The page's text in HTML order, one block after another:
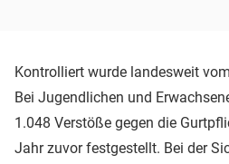
Kontrolliert wurde landesweit
Bei Jugendlichen und
1.048 Verstöße gegen die
Jahr zuvor festgestellt. Bei der